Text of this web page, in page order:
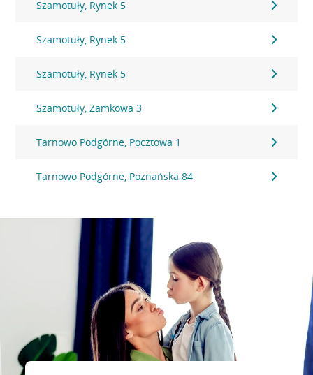
Szamotuły, Rynek 5
Szamotuły, Rynek 5
Szamotuły, Rynek 5
Szamotuły, Zamkowa 3
Tarnowo Podgórne, Pocztowa 1
Tarnowo Podgórne, Poznańska 84